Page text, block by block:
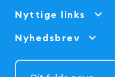
Nyttige links
Nyhedsbrev